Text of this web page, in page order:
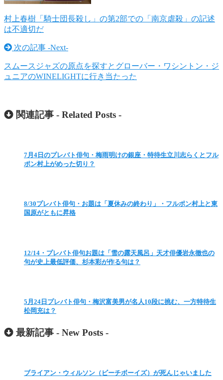
村上春樹「騎士団長殺し」の第2部での「南京虐殺」の記述
は不適切だ
次の記事 -Next-
スムースジャズの原点を探すとグローバー・ワシントン・ジ
ュニアのWINELIGHTに行き当たった
関連記事 - Related Posts -
7月4日のプレバト俳句・梅雨明けの銀座・特待生立川志らくとフル
ポン村上がめった切り？
8/30プレバト俳句・お題は「夏休みの終わり」・フルポン村上と東
国原がともに昇格
12/14・プレバト俳句お題は「雪の露天風呂」天才俳優岩永徹也の
句が史上最低評価、杉本彩が作る句は？
5月24日プレバト俳句・梅沢富美男が名人10段に挑む、一方特待生
松岡充は？
最新記事 - New Posts -
ブライアン・ウィルソン（ビーチボーイズ）が死んじゃいました